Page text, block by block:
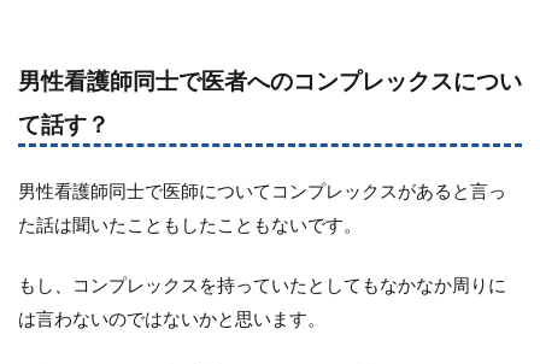
男性看護師同士で医者へのコンプレックスについ
て話す？
男性看護師同士で医師についてコンプレックスがあると言っ
た話は聞いたこともしたこともないです。
もし、コンプレックスを持っていたとしてもなかなか周りに
は言わないのではないかと思います。